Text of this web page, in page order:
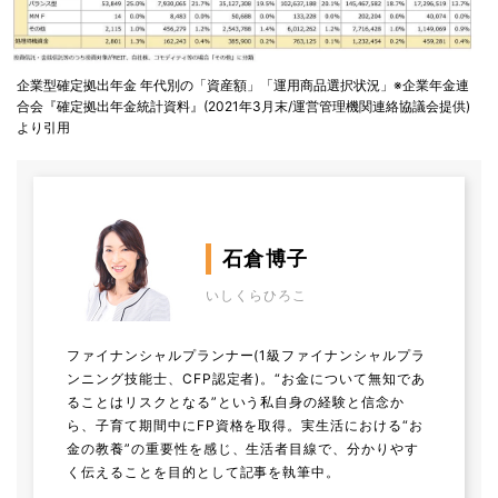
企業型確定拠出年金 年代別の「資産額」「運用商品選択状況」※企業年金連
合会『確定拠出年金統計資料』(2021年3月末/運営管理機関連絡協議会提供)
より引用
石倉博子
いしくらひろこ
ファイナンシャルプランナー(1級ファイナンシャルプラ
ンニング技能士、CFP認定者)。“お金について無知であ
ることはリスクとなる”という私自身の経験と信念か
ら、子育て期間中にFP資格を取得。実生活における“お
金の教養”の重要性を感じ、生活者目線で、分かりやす
く伝えることを目的として記事を執筆中。